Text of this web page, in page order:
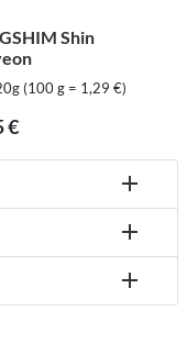
Shin
(100 g = 1,29 €)
€